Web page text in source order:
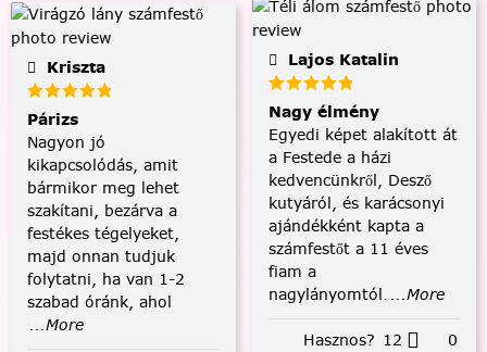
Kriszta
Párizs
Nagyon jó
kikapcsolódás, amit
bármikor meg lehet
szakítani, bezárva a
festékes tégelyeket,
majd onnan tudjuk
folytatni, ha van 1-2
szabad óránk, ahol
...More
Lajos Katalin
Nagy élmény
Egyedi képet alakított át
a Festede a házi
kedvencünkről, Desző
kutyáról, és karácsonyi
ajándékként kapta a
számfestőt a 11 éves
fiam a
nagylányomtól. ...More
Hasznos? 12 0